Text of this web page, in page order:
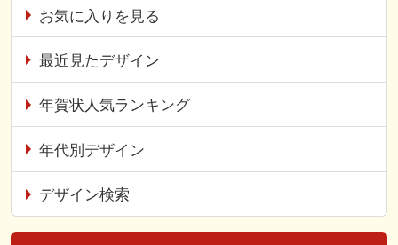
お気に入りを見る
最近見たデザイン
年賀状人気ランキング
年代別デザイン
デザイン検索